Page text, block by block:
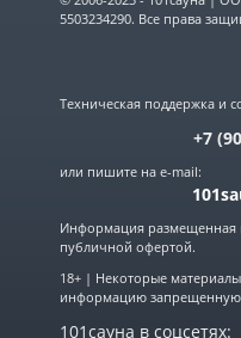
5503234290. Все права
Техническая поддержка и
+7
или пишите на e-mail:
Информация размещенная
публичной офертой.
18+ | Некоторые
информацию запрещенную
101сауна в соцсетях: